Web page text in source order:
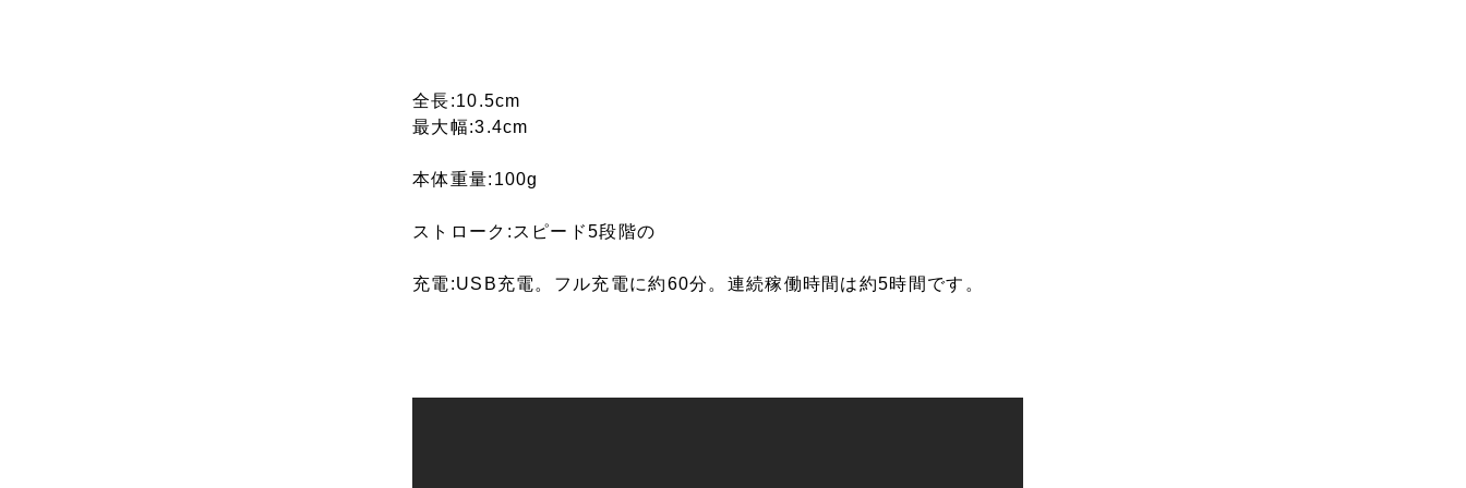
全長:10.5cm
最大幅:3.4cm
本体重量:100g
ストローク:スピード5段階の
充電:USB充電。フル充電に約60分。連続稼働時間は約5時間です。